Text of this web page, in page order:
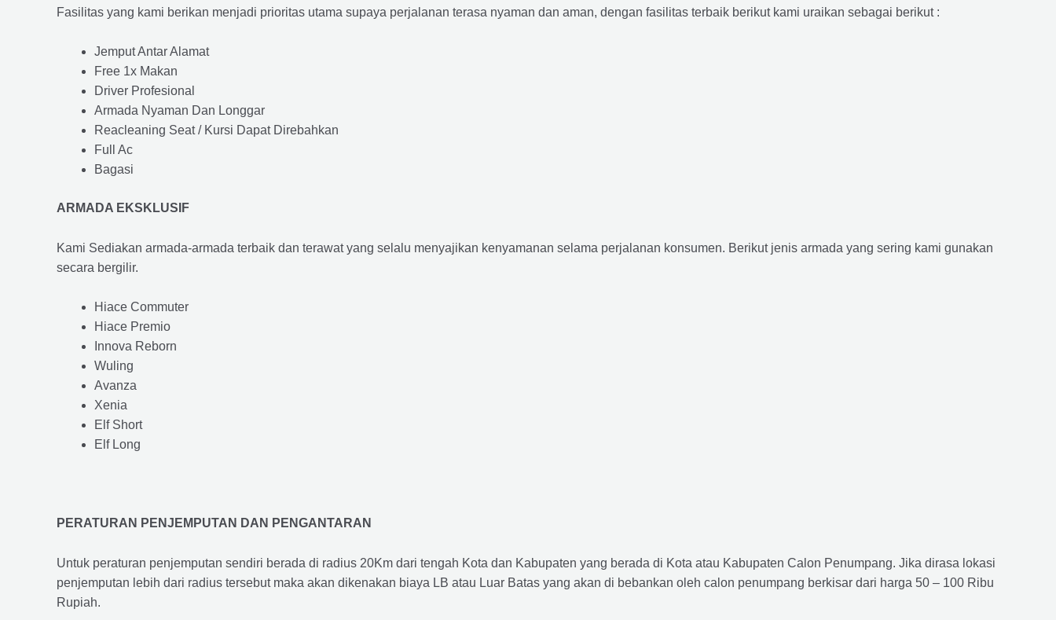
Fasilitas yang kami berikan menjadi prioritas utama supaya perjalanan terasa nyaman dan aman, dengan fasilitas terbaik berikut kami uraikan sebagai berikut :
Jemput Antar Alamat
Free 1x Makan
Driver Profesional
Armada Nyaman Dan Longgar
Reacleaning Seat / Kursi Dapat Direbahkan
Full Ac
Bagasi
ARMADA EKSKLUSIF
Kami Sediakan armada-armada terbaik dan terawat yang selalu menyajikan kenyamanan selama perjalanan konsumen. Berikut jenis armada yang sering kami gunakan
secara bergilir.
Hiace Commuter
Hiace Premio
Innova Reborn
Wuling
Avanza
Xenia
Elf Short
Elf Long
PERATURAN PENJEMPUTAN DAN PENGANTARAN
Untuk peraturan penjemputan sendiri berada di radius 20Km dari tengah Kota dan Kabupaten yang berada di Kota atau Kabupaten Calon Penumpang. Jika dirasa lokasi
penjemputan lebih dari radius tersebut maka akan dikenakan biaya LB atau Luar Batas yang akan di bebankan oleh calon penumpang berkisar dari harga 50 – 100 Ribu
Rupiah.